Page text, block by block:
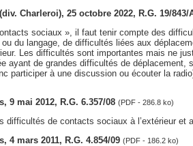
Charleroi), 25 octobre 2022, R.G. 19/843/
sociaux », il faut tenir compte des
du langage, de difficultés liées aux
Les difficultés sont importantes mais ne
ayant de grandes difficultés de
participer à une discussion ou écouter la
9 mai 2012, R.G. 6.357/08 (PDF - 286.8 ko)
difficultés de contacts sociaux à l’extérieur et
4 mars 2011, R.G. 4.854/09 (PDF - 186.2 ko)